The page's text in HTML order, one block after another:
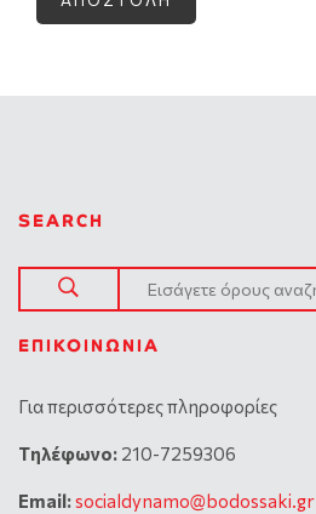
SEARCH
ΕΠΙΚΟΙΝΩΝΊΑ
Για περισσότερες πληροφορίες
Tηλέφωνο: 210-7259306
Email:socialdynamo@bodossaki.gr